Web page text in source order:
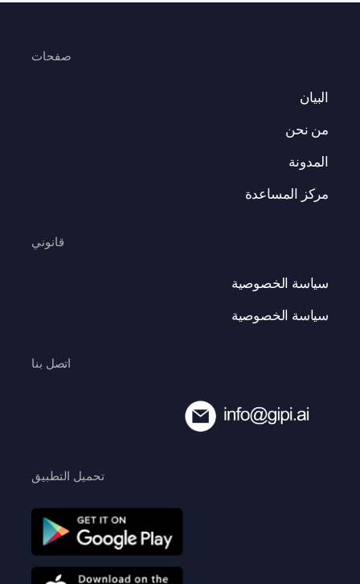
صفحات
البيان
من نحن
المدونة
مركز المساعدة
قانوني
سياسة الخصوصية
سياسة الخصوصية
اتصل بنا
تحميل التطبيق